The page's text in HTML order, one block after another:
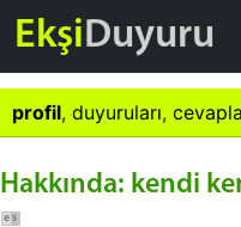
EkşiDuyuru
profil, duyuruları,
Hakkında: kendi